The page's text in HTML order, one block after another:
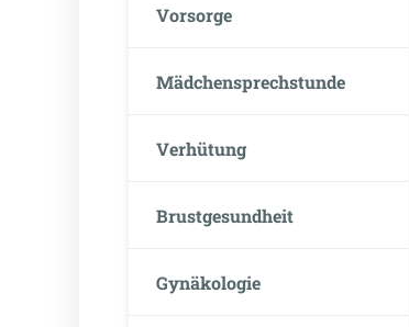
Vorsorge
Mädchensprechstunde
Verhütung
Brustgesundheit
Gynäkologie